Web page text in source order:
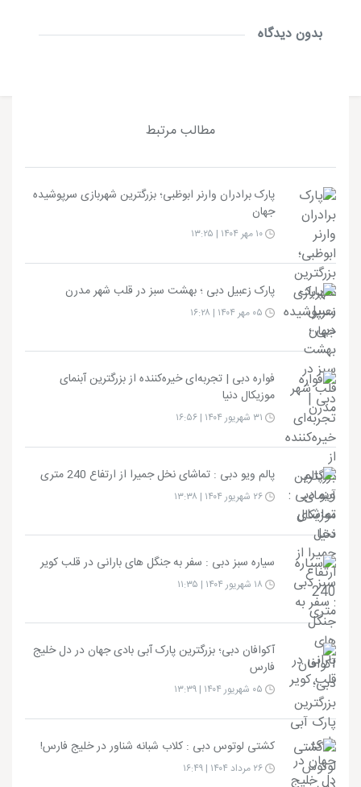
بدون دیدگاه
مطالب مرتبط
پارک برادران وارنر ابوظبی؛ بزرگترین شهربازی سرپوشیده
جهان
پارک زعبیل دبی ؛ بهشت سبز در قلب شهر مدرن
فواره دبی | تجربه‌ای خیره‌کننده از بزرگترین آبنمای
موزیکال دنیا
پالم ویو دبی : تماشای نخل جمیرا از ارتفاع 240 متری
سیاره سبز دبی : سفر به جنگل‌ های بارانی در قلب کویر
آکوافان دبی؛ بزرگترین پارک آبی بادی جهان در دل خلیج
فارس
کشتی لوتوس دبی : کلاب شبانه شناور در خلیج فارس!